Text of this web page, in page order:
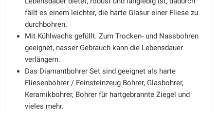
fällt es einem leichter, die harte Glasur einer Fliese zu
durchbohren.
Mit Kühlwachs gefüllt. Zum Trocken- und Nassbohren
geeignet, nasser Gebrauch kann die Lebensdauer
verlängern.
Das Diamantbohrer Set sind geeignet als harte
Fliesenbohrer / Feinsteinzeug Bohrer, Glasbohrer,
Keramikbohrer, Bohrer für hartgebrannte Ziegel und
vieles mehr.